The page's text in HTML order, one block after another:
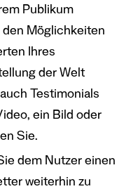
Publikum
Möglichkeiten
Ihres
der Welt
Testimonials
ein Bild oder
Sie.
dem Nutzer einen
weiterhin zu